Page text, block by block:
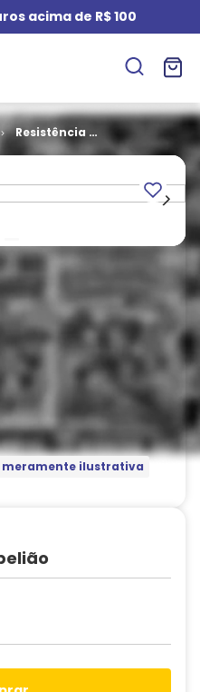
acima de R$ 100
Resistência #
2 - Rebelião
meramente ilustrativa